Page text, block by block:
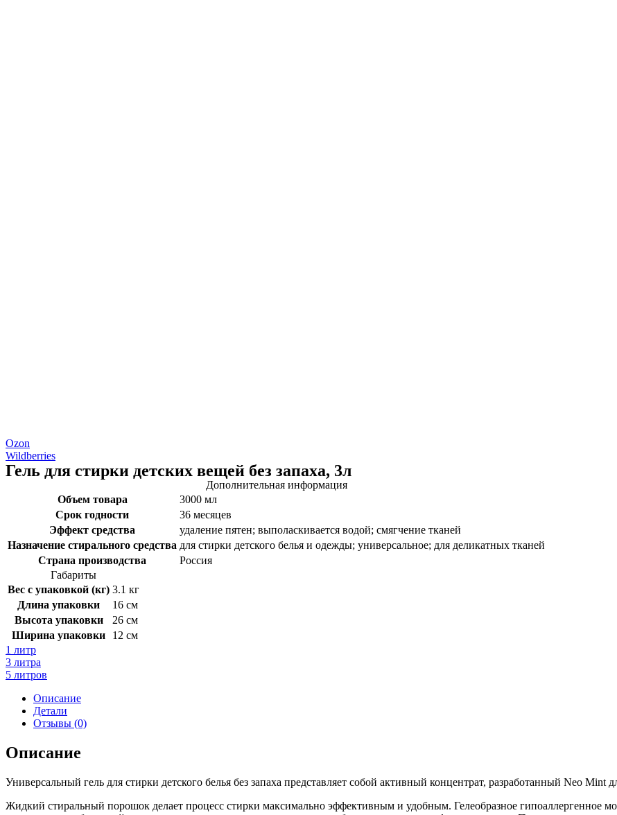
Ozon
Wildberries
Гель для стирки детских вещей без запаха, 3л
Дополнительная информация
Объем товара
3000 мл
Срок годности
36 месяцев
Эффект средства
удаление пятен; выполаскивается водой; смягчение тканей
Назначение стирального средства для стирки детского белья и одежды; универсальное; для деликатных тканей
Страна производства
Россия
Габариты
Вес с упаковкой (кг) 3.1 кг
Длина упаковки
16 см
Высота упаковки
26 см
Ширина упаковки
12 см
1 литр
3 литра
5 литров
Описание
Детали
Отзывы (0)
Описание
Универсальный гель для стирки детского белья без запаха представляет собой активный концентрат, разработанный Neo Mint
Жидкий стиральный порошок делает процесс стирки максимально эффективным и удобным. Гелеобразное гипоаллергенное